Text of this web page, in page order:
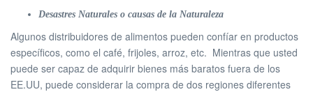
Desastres Naturales o causas de la Naturaleza
Algunos distribuidores de alimentos pueden confíar en productos
específicos, como el café, frijoles, arroz, etc. Mientras que usted
puede ser capaz de adquirir bienes más baratos fuera de los
EE.UU, puede considerar la compra de dos regiones diferentes